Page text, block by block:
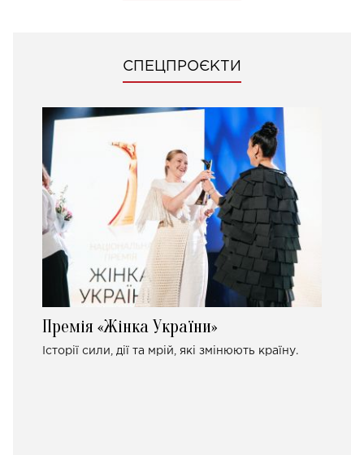
СПЕЦПРОЄКТИ
Премія «Жінка України»
Історії сили, дії та мрій, які змінюють країну.